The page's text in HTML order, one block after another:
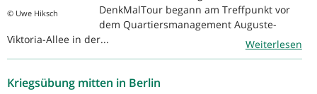
© Uwe Hiksch
DenkMalTour begann am Treffpunkt vor
dem Quartiersmanagement Auguste-
Viktoria-Allee in der...
Weiterlesen
Kriegsübung mitten in Berlin